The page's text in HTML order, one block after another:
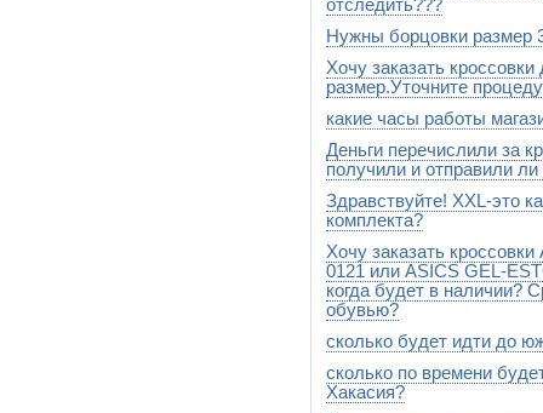
отследить???
Да,конечно можно.При
клиентам номер почтового
Нужны борцовки размер
такого размера борцовок у
30 см
Хочу заказать
размер.Уточните
Вы нам высылаете
России при обмене
в любом случае
волнуйтесь,подберем
какие часы работы
с 10-00 до 22-00
Деньги перечислили за
получили и отправили ли
Добрый день! Деньги
скинем.
Здравствуйте! XXL-это
комплекта?
54-56
Хочу заказать
0121 или ASICS GEL-
когда будет в наличии?
обувью?
Данных моделей пока
US4,посмотрите такие же
http://stylesport.ru/catalog/
сколько будет идти до
Почтой России идет 3-4
недель.
сколько по времени
Хакасия?